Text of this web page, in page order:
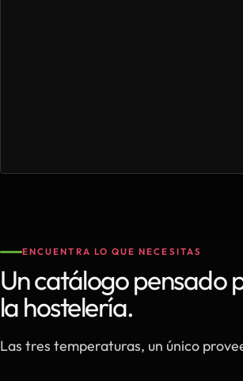
ENCUENTRA LO QUE NECESITAS
Un catálogo pensado
la hostelería.
Las tres temperaturas, un único